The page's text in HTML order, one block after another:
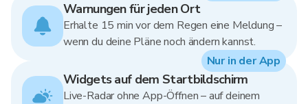
Warnungen für jeden Ort
Erhalte 15 min vor dem Regen eine Meldung –
wenn du deine Pläne noch ändern kannst.
Widgets auf dem Startbildschirm
Live-Radar ohne App-Öffnen – auf deinem
Nur in der App